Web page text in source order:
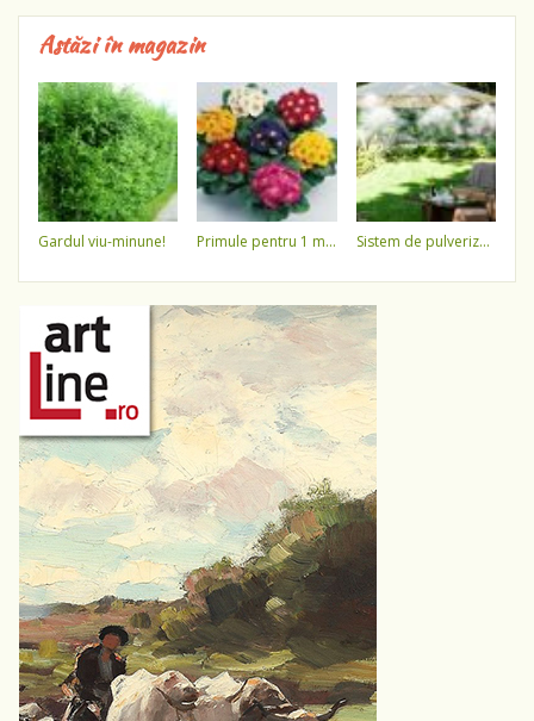
Astăzi în magazin
gardul viu-minune! primule pentru 1 martie 3,5 lei / ghiveci !!!! sistem de pulverizare a apei